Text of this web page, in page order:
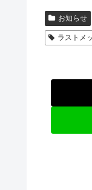
お知らせ
ラストメ